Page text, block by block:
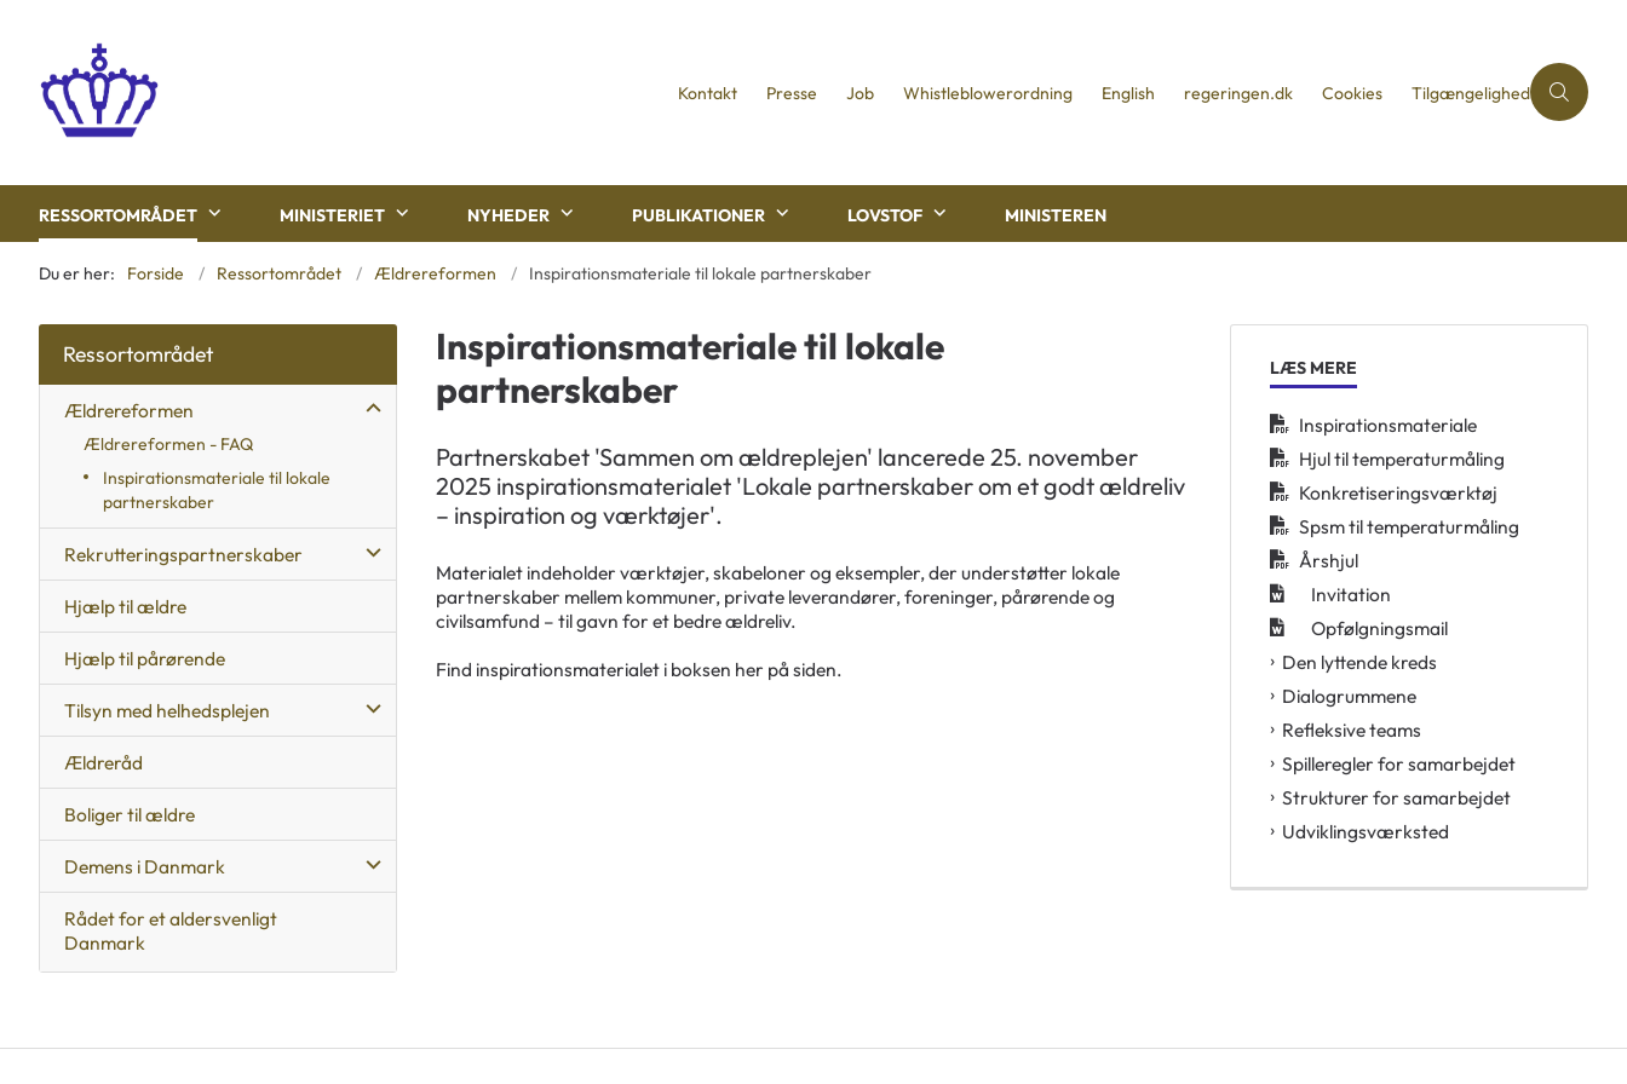
Kontakt Presse Job Whistleblowerordning English regeringen.dk Cookies Tilgængelighed
RESSORTOMRÅDET MINISTERIET NYHEDER PUBLIKATIONER LOVSTOF MINISTEREN
Du er her: Forside Ressortområdet Ældrereformen Inspirationsmateriale til lokale partnerskaber
Ressortområdet
Ældrereformen
Ældrereformen - FAQ
Inspirationsmateriale til lokale
partnerskaber
Rekrutteringspartnerskaber
Hjælp til ældre
Hjælp til pårørende
Tilsyn med helhedsplejen
Ældreråd
Boliger til ældre
Demens i Danmark
Rådet for et aldersvenligt
Danmark
Inspirationsmateriale til lokale
partnerskaber
Partnerskabet 'Sammen om ældreplejen' lancerede 25. november
2025 inspirationsmaterialet 'Lokale partnerskaber om et godt ældreliv
– inspiration og værktøjer'.
Materialet indeholder værktøjer, skabeloner og eksempler, der understøtter lokale
partnerskaber mellem kommuner, private leverandører, foreninger, pårørende og
civilsamfund – til gavn for et bedre ældreliv.
Find inspirationsmaterialet i boksen her på siden.
LÆS MERE
Inspirationsmateriale
Hjul til temperaturmåling
Konkretiseringsværktøj
Spsm til temperaturmåling
Årshjul
Invitation
Opfølgningsmail
Den lyttende kreds
Dialogrummene
Refleksive teams
Spilleregler for samarbejdet
Strukturer for samarbejdet
Udviklingsværksted